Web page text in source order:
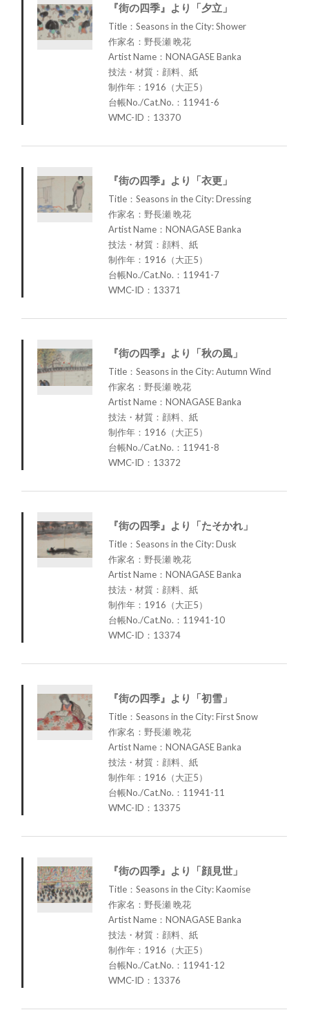
『街の四季』より「夕立」
Title：Seasons in the City: Shower
作家名：野長瀬 晩花
Artist Name：NONAGASE Banka
技法・材質：顔料、紙
制作年：1916（大正5）
台帳No./Cat.No.：11941-6
WMC-ID：13370
『街の四季』より「衣更」
Title：Seasons in the City: Dressing
作家名：野長瀬 晩花
Artist Name：NONAGASE Banka
技法・材質：顔料、紙
制作年：1916（大正5）
台帳No./Cat.No.：11941-7
WMC-ID：13371
『街の四季』より「秋の風」
Title：Seasons in the City: Autumn Wind
作家名：野長瀬 晩花
Artist Name：NONAGASE Banka
技法・材質：顔料、紙
制作年：1916（大正5）
台帳No./Cat.No.：11941-8
WMC-ID：13372
『街の四季』より「たそかれ」
Title：Seasons in the City: Dusk
作家名：野長瀬 晩花
Artist Name：NONAGASE Banka
技法・材質：顔料、紙
制作年：1916（大正5）
台帳No./Cat.No.：11941-10
WMC-ID：13374
『街の四季』より「初雪」
Title：Seasons in the City: First Snow
作家名：野長瀬 晩花
Artist Name：NONAGASE Banka
技法・材質：顔料、紙
制作年：1916（大正5）
台帳No./Cat.No.：11941-11
WMC-ID：13375
『街の四季』より「顔見世」
Title：Seasons in the City: Kaomise
作家名：野長瀬 晩花
Artist Name：NONAGASE Banka
技法・材質：顔料、紙
制作年：1916（大正5）
台帳No./Cat.No.：11941-12
WMC-ID：13376